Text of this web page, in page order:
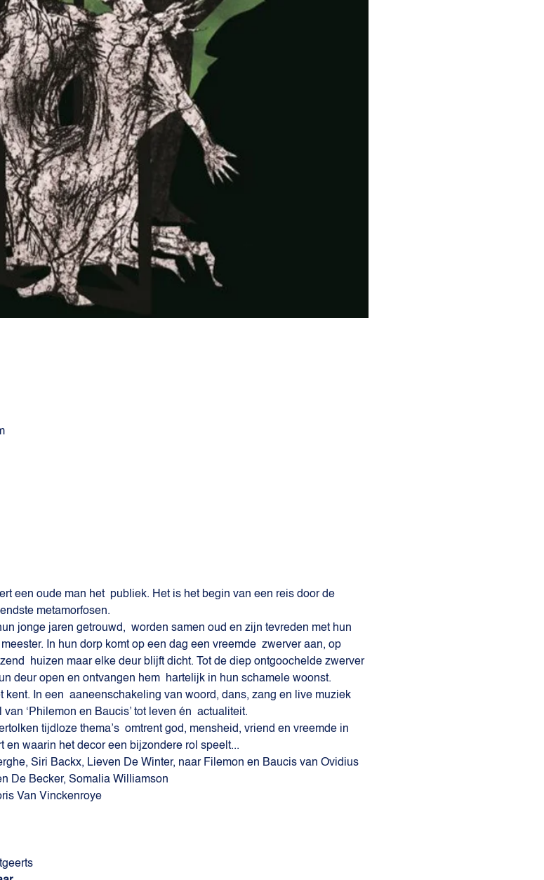
een oude man het  publiek. Het is het begin van een reis door de
metamorfosen.
jonge jaren getrouwd,  worden samen oud en zijn tevreden met hun
In hun dorp komt op een dag een vreemde  zwerver aan, op
huizen maar elke deur blijft dicht. Tot de diep ontgoochelde zwerver
deur open en ontvangen hem  hartelijk in hun schamele woonst.
In een  aaneenschakeling van woord, dans, zang en live muziek
‘Philemon en Baucis’ tot leven én  actualiteit.
tijdloze thema’s  omtrent god, mensheid, vriend en vreemde in
en waarin het decor een bijzondere rol speelt...
Siri Backx, Lieven De Winter, naar Filemon en Baucis van Ovidius
De Becker, Somalia Williamson
Van Vinckenroye